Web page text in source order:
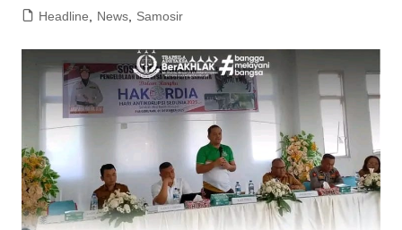
Headline
News, Samosir